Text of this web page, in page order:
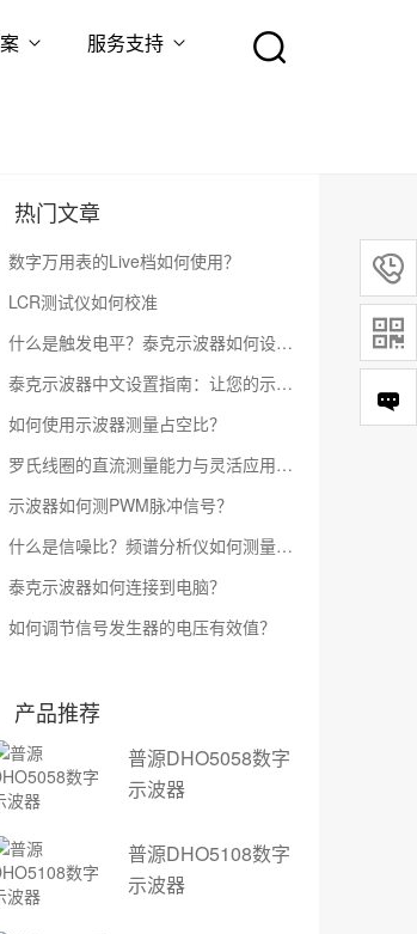
服务支持
热门文章
数字万用表的Live档如何使用？
LCR测试仪如何校准
什么是触发电平？泰克示波器如何设置触发电平？
泰克示波器中文设置指南：让您的示波器更易于使用
如何使用示波器测量占空比？
罗氏线圈的直流测量能力与灵活应用指南
示波器如何测PWM脉冲信号？
什么是信噪比？频谱分析仪如何测量信噪比？
泰克示波器如何连接到电脑？
如何调节信号发生器的电压有效值？
产品推荐
普源DHO5058数字
示波器
普源DHO5108数字
示波器

